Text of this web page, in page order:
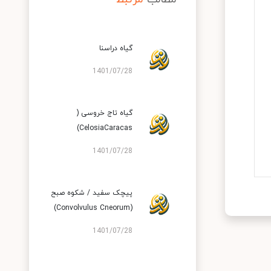
گیاه دراسنا
1401/07/28
گیاه تاج خروسی (
CelosiaCaracas)
1401/07/28
پیچک سفید / شکوه صبح
(Convolvulus Cneorum)
1401/07/28